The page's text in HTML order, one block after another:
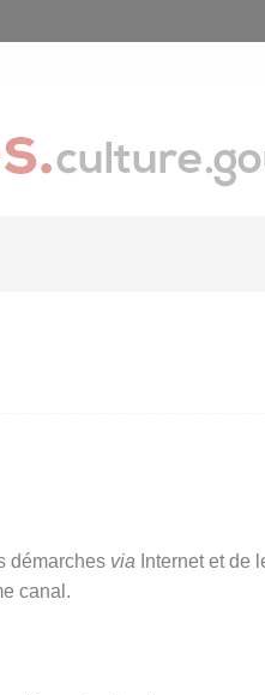
démarches via Internet et de
canal.